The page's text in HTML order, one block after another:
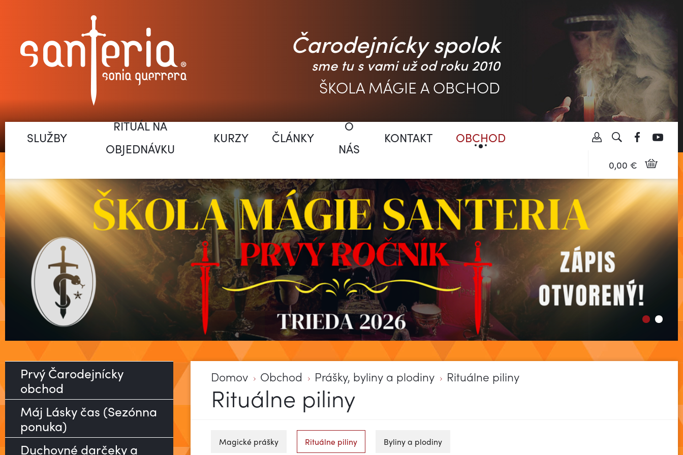
Čarodejnícky spolok
sme tu s vami už od roku 2010
ŠKOLA MÁGIE A OBCHOD
SLUŽBY
RITUÁL NA
OBJEDNÁVKU
KURZY OBCHOD
ČLÁNKY
O
NÁS
KONTAKT
0,00 €
Domov Obchod Prášky, byliny a plodiny Rituálne piliny
Rituálne piliny
Magické prášky Rituálne piliny Byliny a plodiny
Prvý Čarodejnícky
obchod
Máj Lásky čas (Sezónna
ponuka)
Duchovné darčeky a